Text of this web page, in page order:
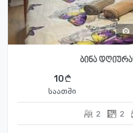
ბინა
10
საათში
2 2